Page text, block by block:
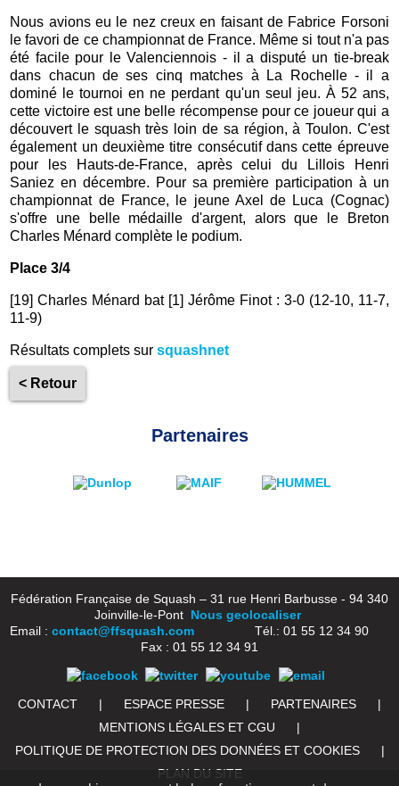
Nous avions eu le nez creux en faisant de Fabrice Forsoni
le favori de ce championnat de France. Même si tout n'a pas
été facile pour le Valenciennois - il a disputé un tie-break
dans chacun de ses cinq matches à La Rochelle - il a
dominé le tournoi en ne perdant qu'un seul jeu. À 52 ans,
cette victoire est une belle récompense pour ce joueur qui a
découvert le squash très loin de sa région, à Toulon. C'est
également un deuxième titre consécutif dans cette épreuve
pour les Hauts-de-France, après celui du Lillois Henri
Saniez en décembre. Pour sa première participation à un
championnat de France, le jeune Axel de Luca (Cognac)
s'offre une belle médaille d'argent, alors que le Breton
Charles Ménard complète le podium.
Place 3/4
[19] Charles Ménard bat [1] Jérôme Finot : 3-0 (12-10, 11-7,
11-9)
Résultats complets sursquashnet
< Retour
Partenaires
Fédération Française de Squash – 31 rue Henri Barbusse - 94 340
Joinville-le-Pont Nous geolocaliser
Email : contact@ffsquash.comTél.: 01 55 12 34 90
Fax : 01 55 12 34 91
CONTACT | ESPACE PRESSE | PARTENAIRES
|
MENTIONS LÉGALES ET CGU
|
POLITIQUE DE PROTECTION DES DONNÉES ET COOKIES
|
PLAN DU SITE